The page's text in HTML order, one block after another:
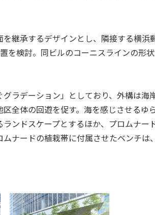
継承するデザインとし、隣接する横浜
を検討。同ビルのコーニスラインの形
ラデーション」としており、外構は海
全体の回遊を促す。海を感じさせるゆ
ンドスケープとするほか、プロムナー
ナードの植栽帯に付属させたベンチは